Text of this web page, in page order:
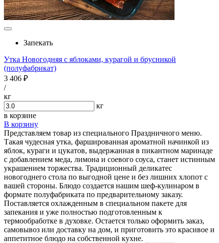
Запекать
Утка Новогодняя с яблоками, курагой и брусникой
(полуфабрикат)
3 406 ₽
/
кг
кг
в корзине
В корзину
Представляем товар из специального Праздничного меню.
Такая чудесная утка, фаршированная ароматной начинкой из
яблок, кураги и цукатов, выдержанная в пикантном маринаде
с добавлением меда, лимона и соевого соуса, станет истинным
украшением торжества. Традиционный деликатес
новогоднего стола по выгодной цене и без лишних хлопот с
вашей стороны. Блюдо создается нашим шеф-кулинаром в
формате полуфабриката по предварительному заказу.
Поставляется охлажденным в специальном пакете для
запекания и уже полностью подготовленным к
термообработке в духовке. Остается только оформить заказ,
самовывоз или доставку на дом, и приготовить это красивое и
аппетитное блюдо на собственной кухне.